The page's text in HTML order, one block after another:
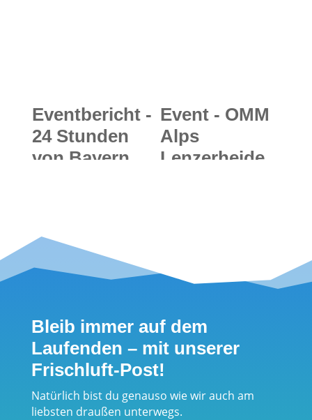
Eventbericht -
24 Stunden
von Bayern
rtour durch
Füssen im
Event - OMM
Alps
Lenzerheide
in den
Bergen
Bleib immer auf dem
Laufenden – mit unserer
Frischluft-Post!
Natürlich bist du genauso wie wir auch am
liebsten draußen unterwegs.